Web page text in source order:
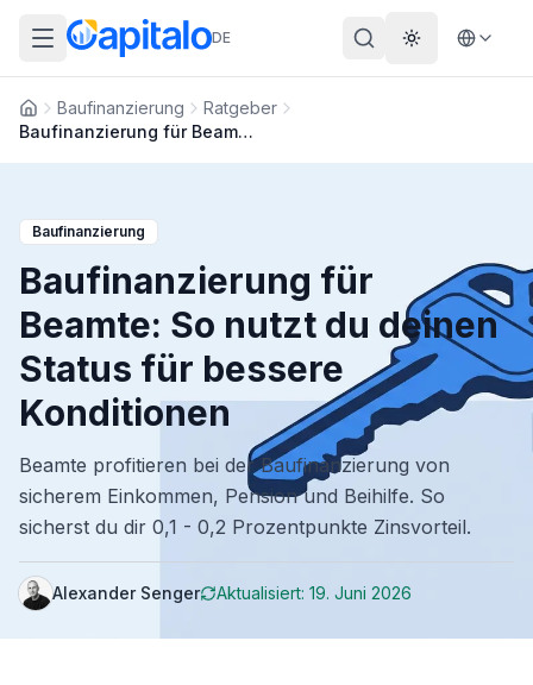
DE Theme
Startseite
Baufinanzierung
Ratgeber
Baufinanzierung für Beamte: So nutzt du deinen Status für bessere Konditionen
Baufinanzierung
Baufinanzierung für
Beamte: So nutzt du deinen
Status für bessere
Konditionen
Beamte profitieren bei der Baufinanzierung von
sicherem Einkommen, Pension und Beihilfe. So
sicherst du dir 0,1 - 0,2 Prozentpunkte Zinsvorteil.
Alexander Senger Aktualisiert: 19. Juni 2026